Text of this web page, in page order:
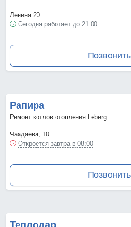
Ленина 20
Сегодня работает до 21:00
Позвонить
Рапира
Ремонт котлов отопления Leberg
Чаадаева, 10
Откроется завтра в 08:00
Позвонить
Теплодар